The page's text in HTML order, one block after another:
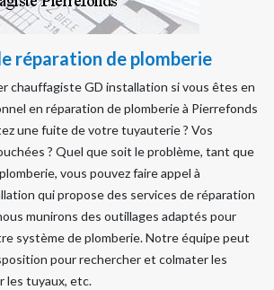
réparation de plomberie
chauffagiste GD installation si vous êtes en
en réparation de plomberie à Pierrefonds
une fuite de votre tuyauterie ? Vos
? Quel que soit le problème, tant que
vous pouvez faire appel à
qui propose des services de réparation
munirons des outillages adaptés pour
système de plomberie. Notre équipe peut
pour rechercher et colmater les
les tuyaux, etc.